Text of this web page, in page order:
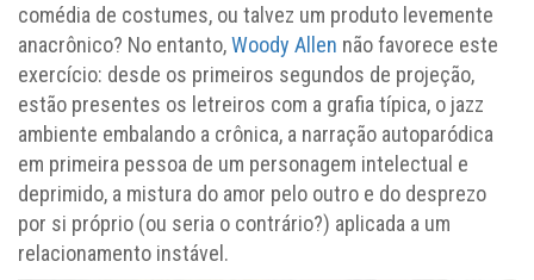
comédia de costumes, ou talvez um produto levemente
anacrônico? No entanto,Woody Allen não favorece este
exercício: desde os primeiros segundos de projeção,
estão presentes os letreiros com a grafia típica, o jazz
ambiente embalando a crônica, a narração autoparódica
em primeira pessoa de um personagem intelectual e
deprimido, a mistura do amor pelo outro e do desprezo
por si próprio (ou seria o contrário?) aplicada a um
relacionamento instável.